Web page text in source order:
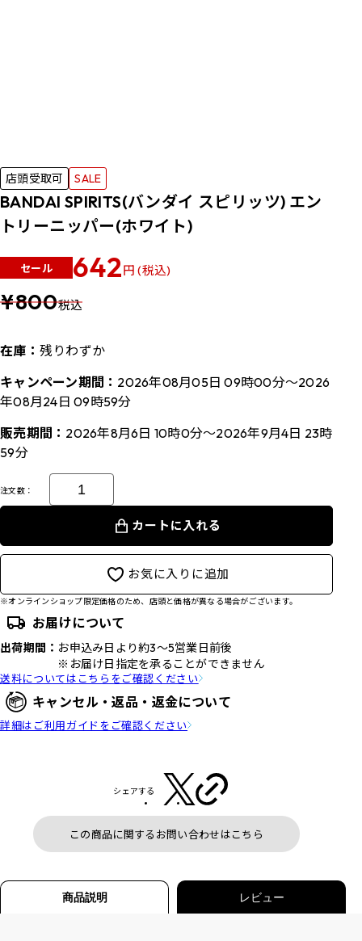
店頭受取可 SALE
BANDAI SPIRITS(バンダイ スピリッツ) エン
トリーニッパー(ホワイト)
セール 642円 (税込)
¥800税込
在庫： 残りわずか
キャンペーン期間： 2026年08月05日 09時00分～2026
年08月24日 09時59分
販売期間： 2026年8月6日 10時0分～2026年9月4日 23時
59分
注文数：
カートに入れる
お気に入りに追加
※オンラインショップ限定価格のため、店頭と価格が異なる場合がございます。
お届けについて
出荷期間： お申込み日より約3～5営業日前後
※お届け日指定を承ることができません
送料についてはこちらをご確認ください
キャンセル・返品・返金について
詳細はご利用ガイドをご確認ください
シェアする
この商品に関するお問い合わせはこちら
商品説明 レビュー